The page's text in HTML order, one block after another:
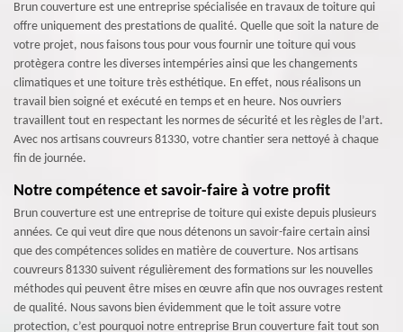
Brun couverture est une entreprise spécialisée en travaux de toiture qui
offre uniquement des prestations de qualité. Quelle que soit la nature de
votre projet, nous faisons tous pour vous fournir une toiture qui vous
protègera contre les diverses intempéries ainsi que les changements
climatiques et une toiture très esthétique. En effet, nous réalisons un
travail bien soigné et exécuté en temps et en heure. Nos ouvriers
travaillent tout en respectant les normes de sécurité et les règles de l’art.
Avec nos artisans couvreurs 81330, votre chantier sera nettoyé à chaque
fin de journée.
Notre compétence et savoir-faire à votre profit
Brun couverture est une entreprise de toiture qui existe depuis plusieurs
années. Ce qui veut dire que nous détenons un savoir-faire certain ainsi
que des compétences solides en matière de couverture. Nos artisans
couvreurs 81330 suivent régulièrement des formations sur les nouvelles
méthodes qui peuvent être mises en œuvre afin que nos ouvrages restent
de qualité. Nous savons bien évidemment que le toit assure votre
protection, c’est pourquoi notre entreprise Brun couverture fait tout son